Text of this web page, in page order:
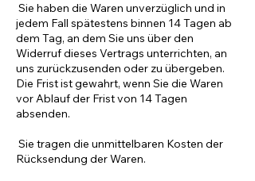
Sie haben die Waren unverzüglich und in
jedem Fall spätestens binnen 14 Tagen ab
dem Tag, an dem Sie uns über den
Widerruf dieses Vertrags unterrichten, an
uns zurückzusenden oder zu übergeben.
Die Frist ist gewahrt, wenn Sie die Waren
vor Ablauf der Frist von 14 Tagen
absenden.
Sie tragen die unmittelbaren Kosten der
Rücksendung der Waren.